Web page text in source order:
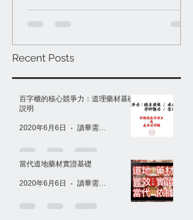
變「天價」桂圓。 一般桂圓很難滿意其實有
些原因： 一）防腐難硫磺多，能怪味少已經
味道或就光是甜。 ...
Recent Posts
百字櫃的核心競爭力：道理藥材基礎
説明
2020年6月6日 讀畢需時 1 分鐘
當代道地藥材實證基礎
2020年6月6日 讀畢需時 1 分鐘